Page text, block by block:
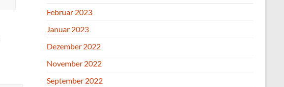
Februar 2023
Januar 2023
Dezember 2022
November 2022
September 2022